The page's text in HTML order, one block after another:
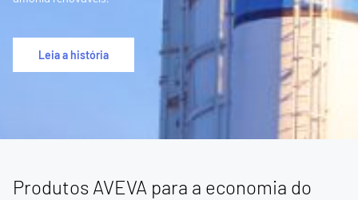
Leia a história
Produtos AVEVA para a economia do